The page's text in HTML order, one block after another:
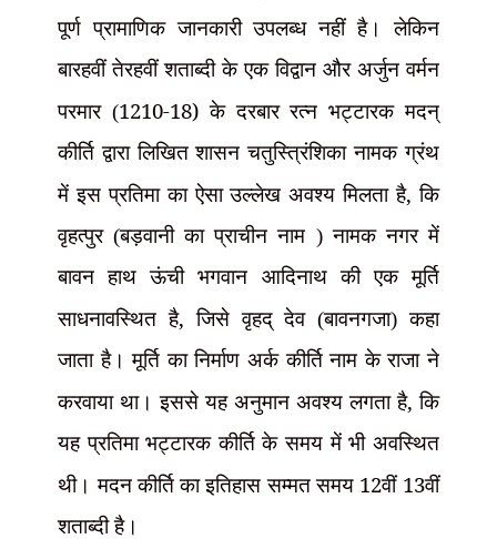
पूर्ण प्रामाणिक जानकारी उपलब्ध नहीं है। लेकिन
बारहवीं तेरहवीं शताब्दी के एक विद्वान और अर्जुन वर्मन
परमार (1210-18)के दरबार रत्न भट्टारक मदन्
कीर्ति द्वारा लिखित शासन चतुस्त्रिंशिका नामक ग्रंथ
में इस प्रतिमा का ऐसा उल्लेख अवश्य मिलता है,कि
वृहत्पुर (बड़वानी का प्राचीन नाम ) नामक नगर में
बावन हाथ ऊंची भगवान आदिनाथ की एक मूर्ति
साधनावस्थित है,जिसे वृहद् देव (बावनगजा) कहा
जाता है। मूर्ति का निर्माण अर्क कीर्ति नाम के राजा ने
करवाया था। इससे यह अनुमान अवश्य लगता है,कि
यह प्रतिमा भट्टारक कीर्ति के समय में भी अवस्थित
थी। मदन कीर्ति का इतिहास सम्मत समय 12वीं 13वीं
शताब्दी है।